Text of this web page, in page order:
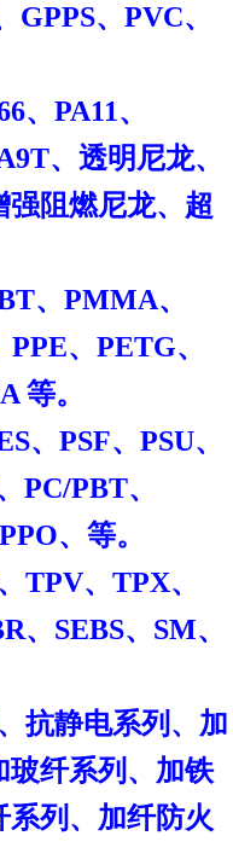
、PVC、
、PA11、
、透明尼龙、
阻燃尼龙、超
、PMMA、
、PETG、
等。
、PSF、PSU、
PC/PBT、
、等。
TPV、TPX、
、SEBS、SM、
抗静电系列、加
玻纤系列、加铁
列、加纤防火